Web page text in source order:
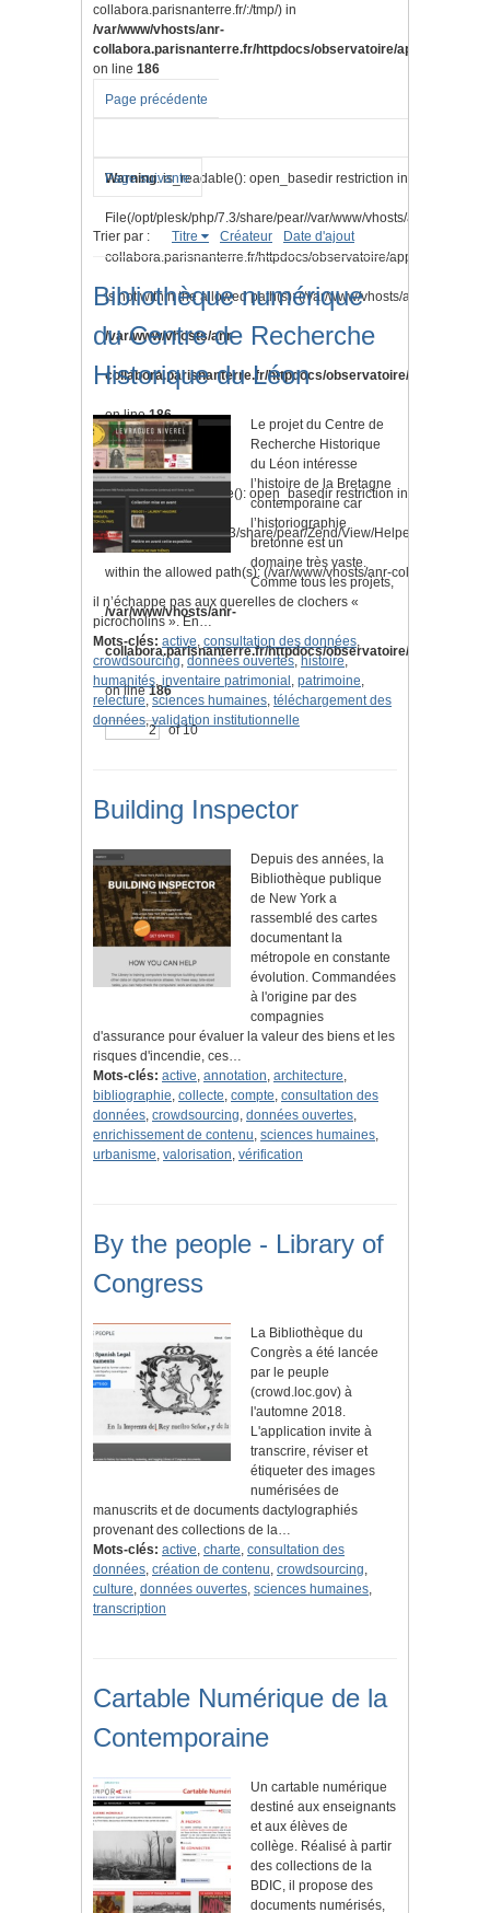
collabora.parisnanterre.fr/:/tmp/) in
/var/www/vhosts/anr-
collabora.parisnanterre.fr/httpdocs/observatoire/application/
on line 186
Page précédente
Warning: is_readable(): open_basedir restriction in effect.
File(/opt/plesk/php/7.3/share/pear//var/www/vhosts/anr-
collabora.parisnanterre.fr/httpdocs/observatoire/application/
is not within the allowed path(s): (/var/www/vhosts/anr-
/var/www/vhosts/anr-
collabora.parisnanterre.fr/httpdocs/observatoire/application/
on line186
Warning: is_readable(): open_basedir restriction in effect.
File(/opt/plesk/php/7.3/share/pear/Zend/View/Helper/
within the allowed path(s): (/var/www/vhosts/anr-
/var/www/vhosts/anr-
collabora.parisnanterre.fr/httpdocs/observatoire/application/
on line186
of 10
Page suivante
Trier par : Titre Créateur Date d'ajout
Bibliothèque numérique
du Centre de Recherche
Historique du Léon
Le projet du Centre de
Recherche Historique
du Léon intéresse
l’histoire de la Bretagne
contemporaine car
l’historiographie
bretonne est un
domaine très vaste.
Comme tous les projets,
il n’échappe pas aux querelles de clochers «
picrocholins ». En…
Mots-clés: active, consultation des données,
crowdsourcing, données ouvertes, histoire,
humanités, inventaire patrimonial , patrimoine,
relecture, sciences humaines, téléchargement des
données,validation institutionnelle
Building Inspector
Depuis des années, la
Bibliothèque publique
de New York a
rassemblé des cartes
documentant la
métropole en constante
évolution. Commandées
à l'origine par des
compagnies
d'assurance pour évaluer la valeur des biens et les
risques d'incendie, ces…
Mots-clés: active, annotation, architecture,
bibliographie, collecte, compte, consultation des
données, crowdsourcing, données ouvertes,
enrichissement de contenu, sciences humaines,
urbanisme, valorisation, vérification
By the people - Library of
Congress
La Bibliothèque du
Congrès a été lancée
par le peuple
(crowd.loc.gov) à
l'automne 2018.
L'application invite à
transcrire, réviser et
étiqueter des images
numérisées de
manuscrits et de documents dactylographiés
provenant des collections de la…
Mots-clés: active, charte, consultation des
données, création de contenu, crowdsourcing,
culture, données ouvertes, sciences humaines,
transcription
Cartable Numérique de la
Contemporaine
Un cartable numérique
destiné aux enseignants
et aux élèves de
collège. Réalisé à partir
des collections de la
BDIC, il propose des
documents numérisés,